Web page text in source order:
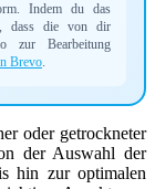
Indem du das
dass die von dir
zur Bearbeitung
Brevo.
oder getrockneter
der Auswahl der
hin zur optimalen